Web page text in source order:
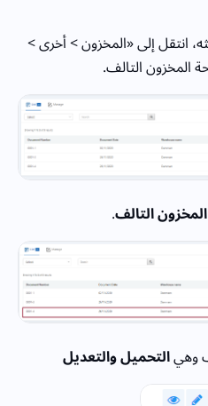
انتقل إلى «المخزون > أخرى >
المخزون التالف.
المخزون التالف.
وهيالتحميل والتعديل